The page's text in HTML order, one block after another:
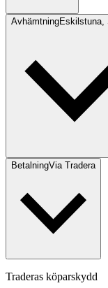
AvhämtningEskilstuna,
BetalningVia Tradera
Traderas köparskydd